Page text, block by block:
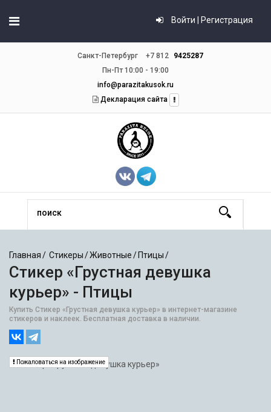
Войти | Регистрация
Санкт-Петербург +7 812
9425287
Пн-Пт 10:00 - 19:00
info@parazitakusok.ru
Декларация сайта
Главная Стикеры Животные Птицы
Стикер «Грустная девушка
курьер» - Птицы
Купить Стикер «Грустная девушка курьер» в интернет-магазине
стикеров и наклеек. Бесплатная доставка в наличии.
Пожаловаться на изображение